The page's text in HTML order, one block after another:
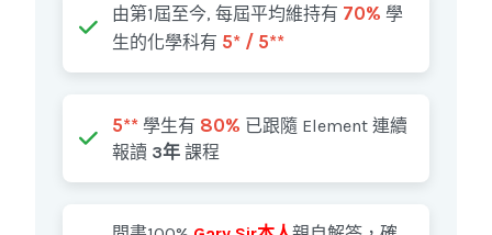
由第1屆至今, 每屆平均維持有 70% 學
生的化學科有 5* / 5**
5** 學生有 80% 已跟隨 Element 連續
報讀 3年 課程